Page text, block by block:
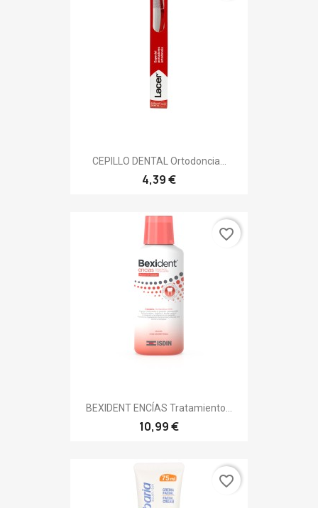
CEPILLO DENTAL Ortodoncia...
4,39 €
BEXIDENT ENCÍAS Tratamiento...
10,99 €
favorite_border
favorite_border